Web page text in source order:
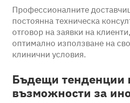
Профессионалните
постоянна техническа
отговор на заявки на
оптимално използване на
клинични условия.
Бъдещи тенденции
възможности за